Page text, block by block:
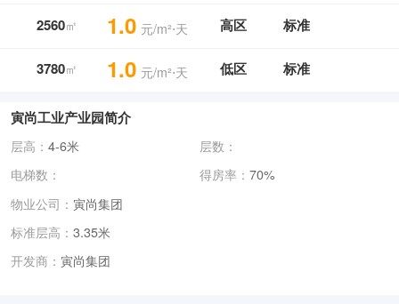
2560㎡ 1.0 元/m²⋅天 高区 标准
3780㎡ 1.0 元/m²⋅天 低区 标准
寅尚工业产业园简介
层高： 4-6米
层数：
电梯数：
得房率： 70%
物业公司： 寅尚集团
标准层高： 3.35米
开发商： 寅尚集团